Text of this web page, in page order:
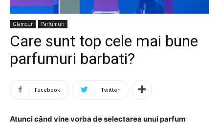
Glamour Parfumuri
Care sunt top cele mai bune
parfumuri barbati?
Facebook Twitter
Atunci când vine vorba de selectarea unui parfum